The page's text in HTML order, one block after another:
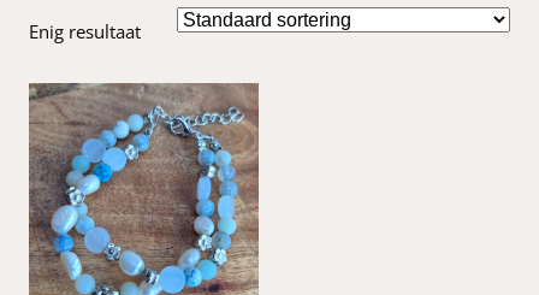
Enig resultaat